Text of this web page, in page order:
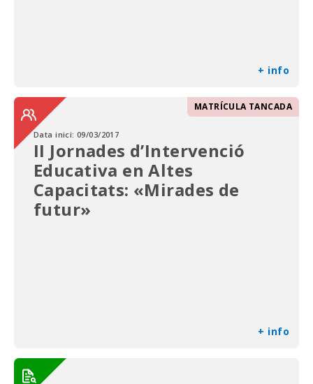
+ info
MATRÍCULA TANCADA
Data inici:09/03/2017
II Jornades d’Intervenció
Educativa en Altes
Capacitats: «Mirades de
futur»
+ info